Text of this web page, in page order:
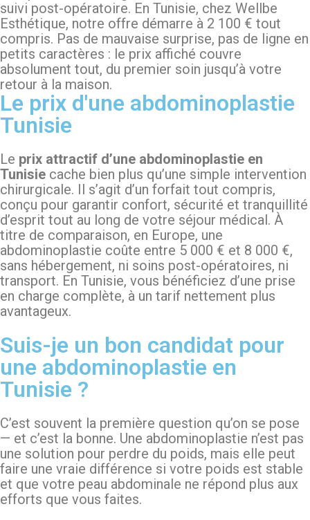
suivi post-opératoire. En Tunisie, chez Wellbe
Esthétique, notre offre démarre à 2 100 € tout
compris. Pas de mauvaise surprise, pas de ligne en
petits caractères : le prix affiché couvre
absolument tout, du premier soin jusqu’à votre
retour à la maison.
Le prix d'une abdominoplastie
Tunisie
Le prix attractif d’une abdominoplastie en
Tunisie cache bien plus qu’une simple intervention
chirurgicale. Il s’agit d’un forfait tout compris,
conçu pour garantir confort, sécurité et tranquillité
d’esprit tout au long de votre séjour médical. À
titre de comparaison, en Europe, une
abdominoplastie coûte entre 5 000 € et 8 000 €,
sans hébergement, ni soins post-opératoires, ni
transport. En Tunisie, vous bénéficiez d’une prise
en charge complète, à un tarif nettement plus
avantageux.
Suis-je un bon candidat pour
une abdominoplastie en
Tunisie ?
C’est souvent la première question qu’on se pose
— et c’est la bonne. Une abdominoplastie n’est pas
une solution pour perdre du poids, mais elle peut
faire une vraie différence si votre poids est stable
et que votre peau abdominale ne répond plus aux
efforts que vous faites.